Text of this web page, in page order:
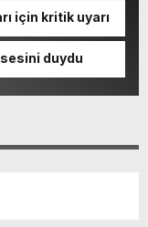
için kritik uyarı
duydu